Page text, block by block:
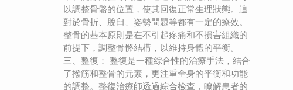
以調整骨骼的位置，使其回復正常生理狀態。這
對於骨折、脫臼、姿勢問題等都有一定的療效。
整骨的基本原則是在不引起疼痛和不損害組織的
前提下，調整骨骼結構，以維持身體的平衡。
三、整復： 整復是一種綜合性的治療手法，結合
了撥筋和整骨的元素，更注重全身的平衡和功能
的調整。整復治療師透過綜合檢查，瞭解患者的